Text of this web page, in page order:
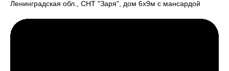
Ленинградская обл., СНТ "Заря", дом 6х9м с мансардой